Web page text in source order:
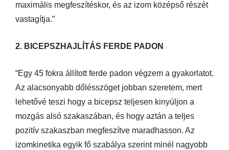
maximális megfeszítéskor, és az izom középső részét
vastagítja.”
2. BICEPSZHAJLÍTÁS FERDE PADON
“Egy 45 fokra állított ferde padon végzem a gyakorlatot.
Az alacsonyabb dőlésszöget jobban szeretem, mert
lehetővé teszi hogy a bicepsz teljesen kinyúljon a
mozgás alsó szakaszában, és hogy aztán a teljes
pozitív szakaszban megfeszítve maradhasson. Az
izomkinetika egyik fő szabálya szerint minél nagyobb